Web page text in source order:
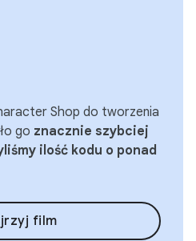
Shop do tworzenia
go znacznie szybciej
ilość kodu o ponad
film